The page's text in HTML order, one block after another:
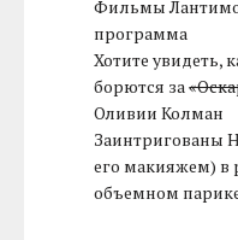
Фильмы
программа
Хотите увидеть,
борются за
Оливии Колман
Заинтригованы
его макияжем) в
объемном